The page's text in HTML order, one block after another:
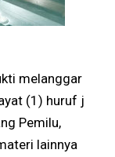
melanggar
(1) huruf j
Pemilu,
lainnya